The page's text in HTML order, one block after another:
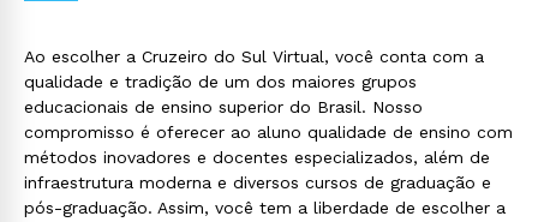
Ao escolher a Cruzeiro do Sul Virtual, você conta com a
qualidade e tradição de um dos maiores grupos
educacionais de ensino superior do Brasil. Nosso
compromisso é oferecer ao aluno qualidade de ensino com
métodos inovadores e docentes especializados, além de
infraestrutura moderna e diversos cursos de graduação e
pós-graduação. Assim, você tem a liberdade de escolher a